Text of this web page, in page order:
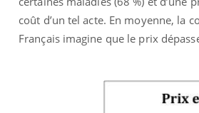
coût d’un tel acte. En moyenne, la
Français imagine que le prix
de dormir la nuit ?